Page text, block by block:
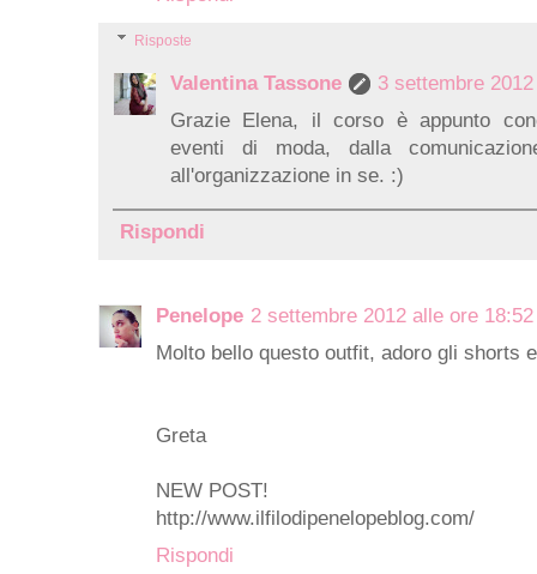
Risposte
Valentina Tassone
3 settembre
Grazie Elena, il corso è appunto
eventi di moda, dalla
all'organizzazione in se. :)
Rispondi
Penelope 2 settembre 2012 alle ore 18:52
Molto bello questo outfit, adoro gli shorts
Greta
NEW POST!
http://www.ilfilodipenelopeblog.com/
Rispondi